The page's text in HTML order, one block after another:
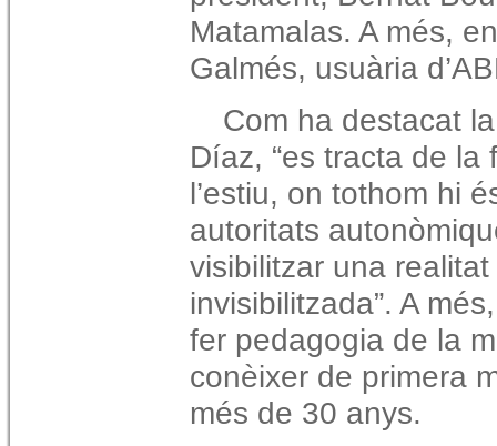
Matamalas. A més,
Galmés, usuària
Com ha destacat
Díaz, “es tracta de
l’estiu, on tothom hi
autoritats
visibilitzar una
invisibilitzada”. A
fer pedagogia de la
conèixer de primera
més de 30 anys.